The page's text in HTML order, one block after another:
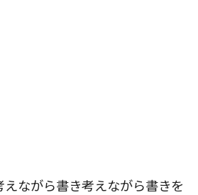
ながら書き考えながら書きを